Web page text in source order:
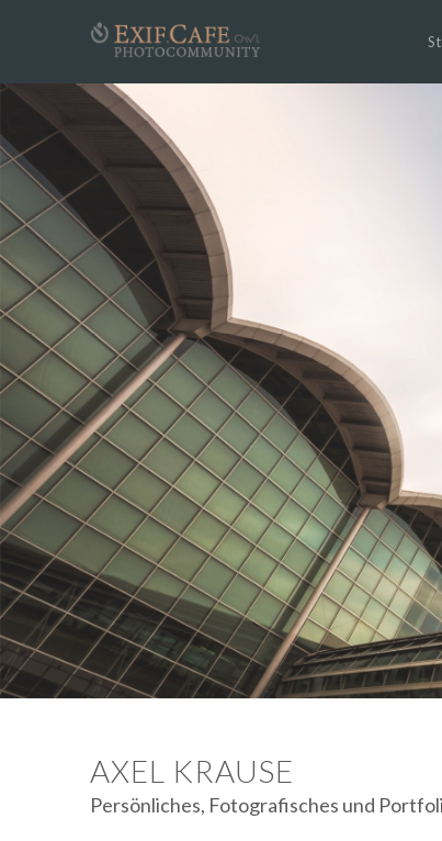
AXEL KRAUSE
Persönliches, Fotografisches und